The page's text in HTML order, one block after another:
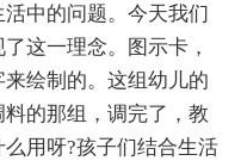
中的问题。今天我们
这一理念。图示卡，
绘制的。这组幼儿的
的那组，调完了，教
用呀?孩子们结合生活